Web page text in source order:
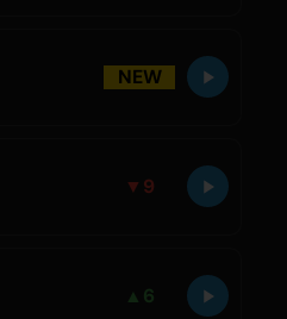
NEW
▼ 9
▲ 6